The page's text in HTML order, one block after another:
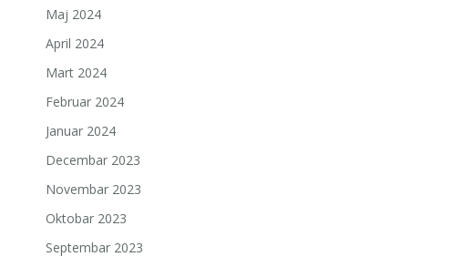
Maj 2024
April 2024
Mart 2024
Februar 2024
Januar 2024
Decembar 2023
Novembar 2023
Oktobar 2023
Septembar 2023